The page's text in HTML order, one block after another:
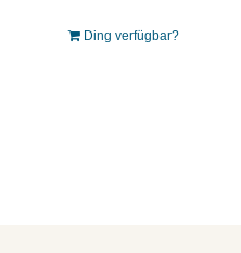
Ding verfügbar?